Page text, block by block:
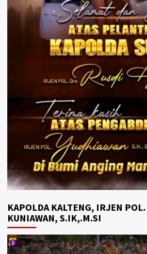
KAPOLDA KALTENG, IRJEN
KUNIAWAN, S.IK,.M.SI